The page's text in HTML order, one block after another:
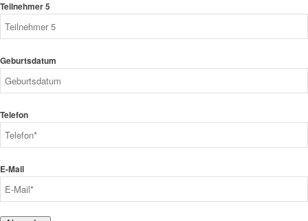
Teilnehmer 5
Geburtsdatum
Telefon
E-Mail